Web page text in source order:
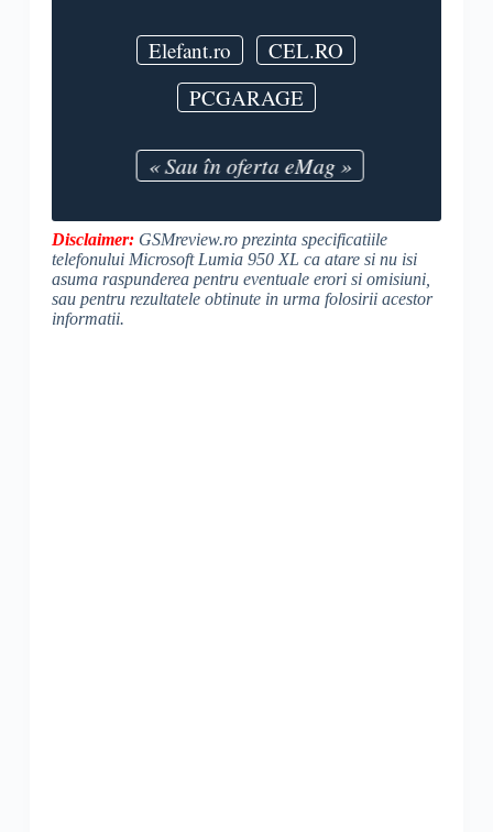
Elefant.ro
CEL.RO
PCGARAGE
« Sau în oferta eMag »
Disclaimer:GSMreview.ro prezinta specificatiile
telefonului Microsoft Lumia 950 XL ca atare si nu isi
asuma raspunderea pentru eventuale erori si omisiuni,
sau pentru rezultatele obtinute in urma folosirii acestor
informatii.